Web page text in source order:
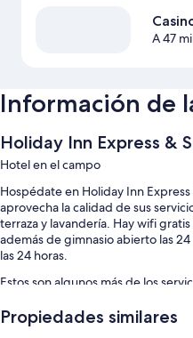
A 47
Información de
Holiday Inn Express &
Hotel en el campo
Hospédate en Holiday Inn
aprovecha la calidad de sus
terraza y lavandería. Hay wifi
además de gimnasio abierto las
las 24 horas.
Estos son algunos más de los
Alberca al aire libre
Propiedades similares